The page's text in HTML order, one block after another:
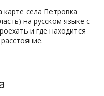
села Петровка
на русском языке с
и где находится